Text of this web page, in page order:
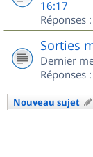
16:17
Réponses :
Sorties
Dernier
Réponses :
Nouveau sujet